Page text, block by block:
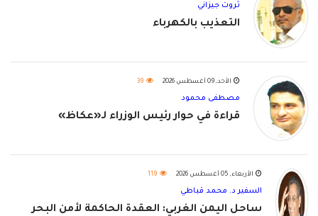
ثروت جيزاني
التعذيب بالكهرباء
الأحد, 09 أغسطس 2026 39
مصطفى محمود
قراءة في حوار رئيس الوزراء لـ«عكاظ»
الأربعاء, 05 أغسطس 2026 119
السفير د. محمد قباطي
ساحل اليمن الغربي: العقدة الحاكمة لأمن البحر